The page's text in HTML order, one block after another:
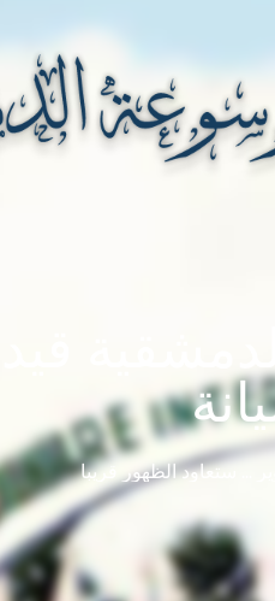
... ستعاود الظهور قريباً